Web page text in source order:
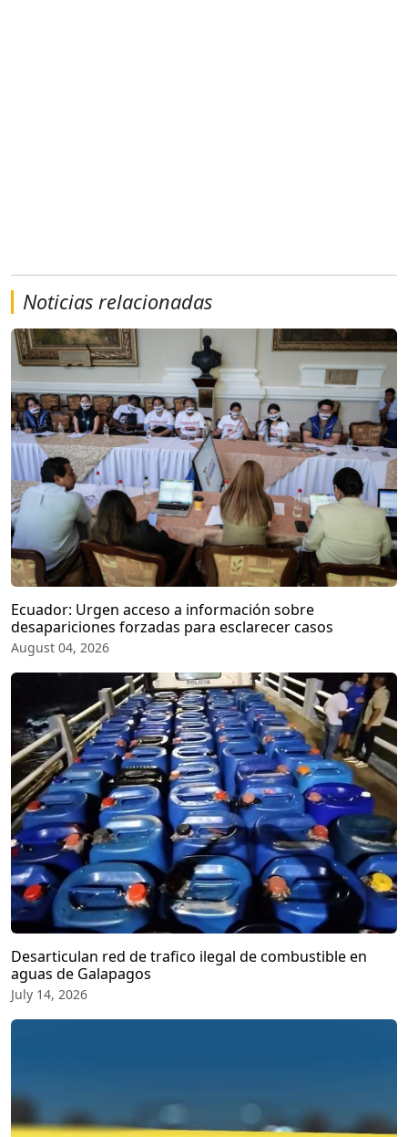
Noticias relacionadas
Ecuador: Urgen acceso a información sobre
desapariciones forzadas para esclarecer casos
August 04, 2026
Desarticulan red de trafico ilegal de combustible en
aguas de Galapagos
July 14, 2026